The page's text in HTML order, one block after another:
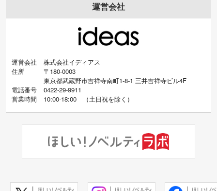
運営会社
運営会社
株式会社イディアス
住所
〒180-0003
東京都武蔵野市吉祥寺南町1-8-1 三井吉祥寺ビル4F
電話番号
0422-29-9911
営業時間
10:00-18:00 （土日祝を除く）